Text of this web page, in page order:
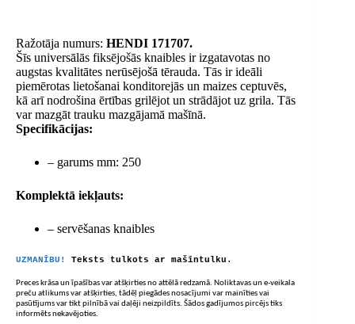
Ražotāja numurs: HENDI 171707.
Šīs universālās fiksējošās knaibles ir izgatavotas no
augstas kvalitātes nerūsējošā tērauda. Tās ir ideāli
piemērotas lietošanai konditorejās un maizes ceptuvēs,
kā arī nodrošina ērtības grilējot un strādājot uz grila. Tās
var mazgāt trauku mazgājamā mašīnā.
Specifikācijas:
– garums mm: 250
Komplektā iekļauts:
– servēšanas knaibles
UZMANĪBU! Teksts tulkots ar mašīntulku.
Preces krāsa un īpašības var atšķirties no attēlā redzamā. Noliktavas un e-veikala
preču atlikums var atšķirties, tādēļ piegādes nosacījumi var mainīties vai
pasūtījums var tikt pilnībā vai daļēji neizpildīts. Šādos gadījumos pircējs tiks
informēts nekavējoties.